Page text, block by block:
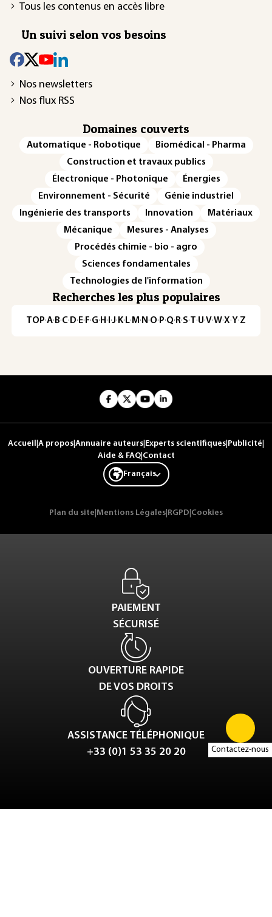
Contactez-nous
Tous les contenus en accès libre
Un suivi selon vos besoins
Nos newsletters
Nos flux RSS
Domaines couverts
Automatique - Robotique
Biomédical - Pharma
Construction et travaux publics
Électronique - Photonique
Énergies
Environnement - Sécurité
Génie industriel
Ingénierie des transports
Innovation
Matériaux
Mécanique
Mesures - Analyses
Procédés chimie - bio - agro
Sciences fondamentales
Technologies de l'information
Recherches les plus populaires
TOP·A·B·C· D· E· F·G· H · ·J· K· L· M · N ·O· P·Q· R·S·T·U·V·W·X·Y·Z
Accueil A propos Annuaire auteurs Experts scientifiques Publicité
Aide & FAQ| Contact
Français
Plan du site Mentions Légales RGPD Cookies
PAIEMENT
SÉCURISÉ
OUVERTURE RAPIDE
DE VOS DROITS
ASSISTANCE TÉLÉPHONIQUE
+33 (0)1 53 35 20 20